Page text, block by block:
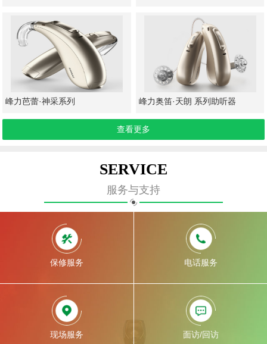
峰力芭蕾·神采系列 峰力奥笛·天朗 系列助听器
查看更多
SERVICE
服务与支持
保修服务 电话服务
现场服务 面访/回访